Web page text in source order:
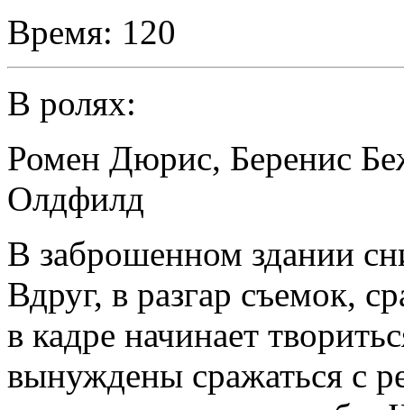
Время: 120
В ролях:
Ромен Дюрис, Беренис
Олдфилд
В заброшенном здании
Вдруг, в разгар съемок,
в кадре начинает
вынуждены сражаться с